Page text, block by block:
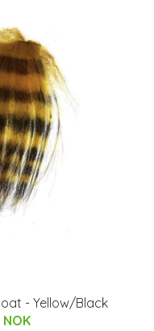
- Yellow/Black
NOK